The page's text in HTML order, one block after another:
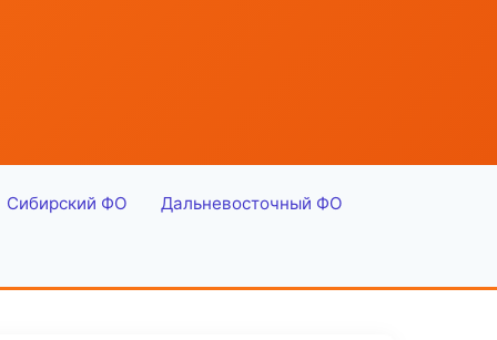
Сибирский ФО Дальневосточный ФО